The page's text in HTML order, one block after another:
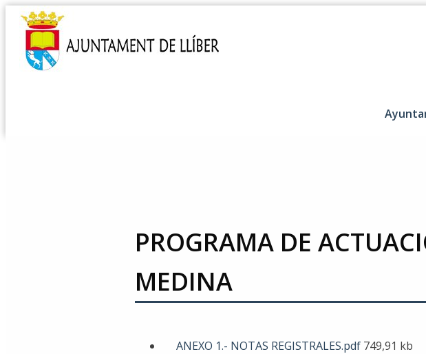
PROGRAMA DE
MEDINA
ANEXO 1.- NOTAS REGISTRALES.pdf 749,91 kb